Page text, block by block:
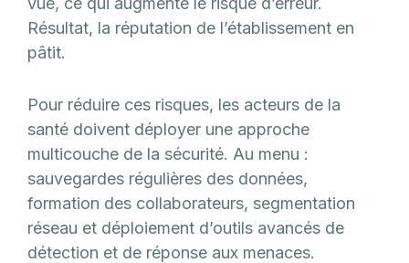
Résultat, la réputation de l’établissement en
pâtit.
Pour réduire ces risques, les acteurs de la
santé doivent déployer une approche
multicouche de la sécurité. Au menu :
sauvegardes régulières des données,
formation des collaborateurs, segmentation
réseau et déploiement d’outils avancés de
détection et de réponse aux menaces.